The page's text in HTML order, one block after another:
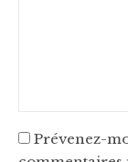
Prévenez-